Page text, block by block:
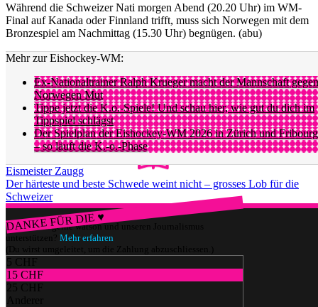
Während die Schweizer Nati morgen Abend (20.20 Uhr) im WM-
Final auf Kanada oder Finnland trifft, muss sich Norwegen mit dem
Bronzespiel am Nachmittag (15.30 Uhr) begnügen. (abu)
Mehr zur Eishockey-WM:
Ex-Nationaltrainer Ralph Krueger macht der Mannschaft gegen
Norwegen Mut
Tippe jetzt die K.o.-Spiele! Und schau hier, wie gut du dich im
Tippspiel schlägst
Der Spielplan der Eishockey-WM 2026 in Zürich und Fribourg
– so läuft die K.-o.-Phase
Eismeister Zaugg
Der härteste und beste Schwede weint nicht – grosses Lob für die
Schweizer
DANKE FÜR DIE ♥
Würdest du gerne watson und unseren Journalismus
unterstützen? Mehr erfahren
(Du wirst umgeleitet, um die Zahlung abzuschliessen.)
5 CHF
15 CHF
25 CHF
Anderer